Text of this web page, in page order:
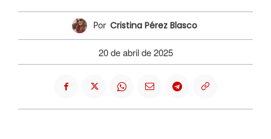
Por Cristina Pérez Blasco
20 de abril de 2025